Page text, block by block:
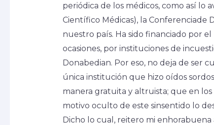
periódica de los médicos, como así lo
Científico Médicas), la Conferenciade
nuestro país. Ha sido financiado por
ocasiones, por instituciones de
Donabedian. Por eso, no deja de ser
única institución que hizo oídos
manera gratuita y altruista; que en
motivo oculto de este sinsentido lo
Dicho lo cual, reitero mi enhorabuena